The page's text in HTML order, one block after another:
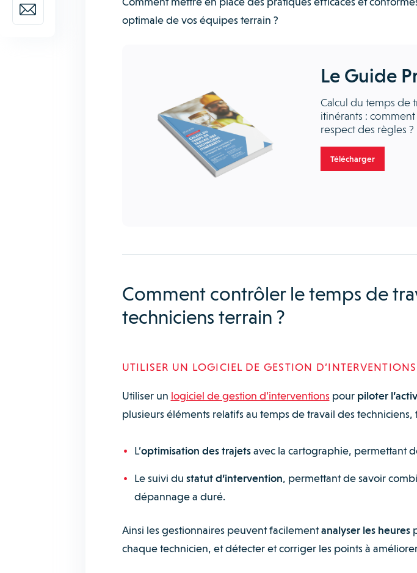
optimale de vos équipes terrain ?
Le Guide
Calcul du temps de
itinérants :
respect des règles ?
Télécharger
Comment contrôler le temps de
techniciens terrain ?
UTILISER UN LOGICIEL DE GESTION D’INTERVENTIONS
Utiliser un logiciel de gestion d’interventionspour piloter
plusieurs éléments relatifs au temps de travail des
L’optimisation des trajetsavec la cartographie, permettant
Le suivi du statut d’intervention, permettant de savoir
dépannage a duré.
Ainsi les gestionnaires peuvent facilementanalyser les heures
chaque technicien, et détecter et corriger les points à